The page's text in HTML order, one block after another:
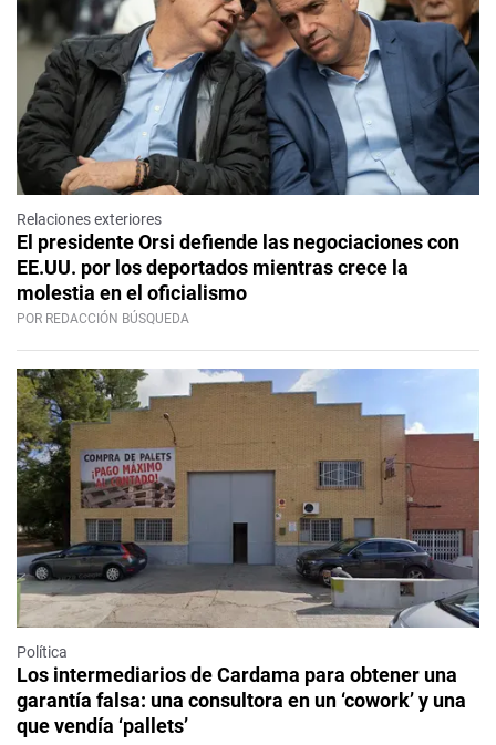
Relaciones exteriores
El presidente Orsi defiende las negociaciones con
EE.UU. por los deportados mientras crece la
molestia en el oficialismo
POR REDACCIÓN BÚSQUEDA
Política
Los intermediarios de Cardama para obtener una
garantía falsa: una consultora en un ‘cowork’ y una
que vendía ‘pallets’